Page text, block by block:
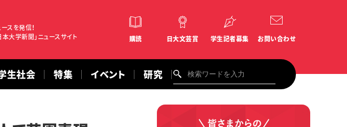
スを発信！
大学新聞」ニュースサイト
購読 日大文芸賞 学生記者募集 お問い合わせ
生社会 特集 イベント 研究